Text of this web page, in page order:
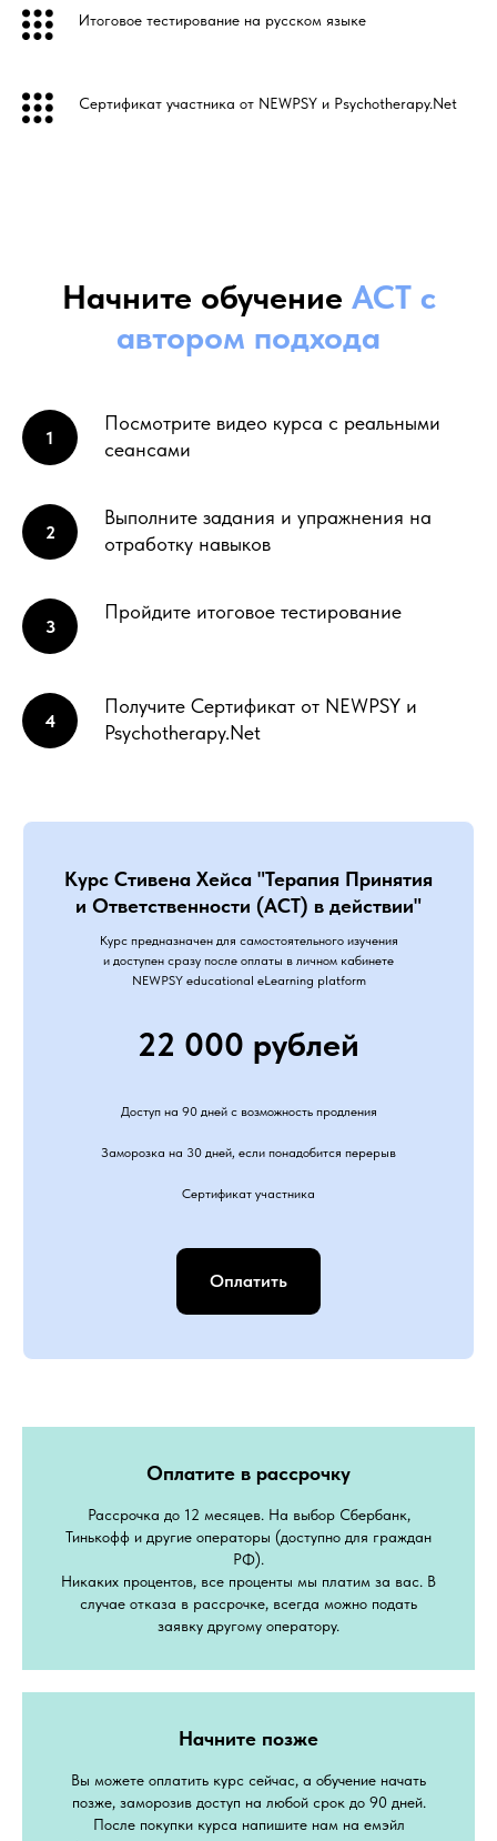
Итоговое тестирование на русском языке
Сертификат участника от NEWPSY и Psychotherapy.Net
Начните обучение ACT с
автором подхода
Посмотрите видео курса с реальными
сеансами
Выполните задания и упражнения на
отработку навыков
Пройдите итоговое тестирование
Получите Сертификат от NEWPSY и
Psychotherapy.Net
Курс Стивена Хейса "Терапия Принятия
и Ответственности (ACT) в действии"
Курс предназначен для самостоятельного изучения
и доступен сразу после оплаты в личном кабинете
NEWPSY educational eLearning platform
22 000 рублей
Доступ на 90 дней с возможность продления
Заморозка на 30 дней, если понадобится перерыв
Сертификат участника
Оплатить
Оплатите в рассрочку
Рассрочка до 12 месяцев. На выбор Сбербанк,
Тинькофф и другие операторы (доступно для граждан
РФ).
Никаких процентов, все проценты мы платим за вас. В
случае отказа в рассрочке, всегда можно подать
заявку другому оператору.
Начните позже
Вы можете оплатить курс сейчас, а обучение начать
позже, заморозив доступ на любой срок до 90 дней.
После покупки курса напишите нам на емэйл